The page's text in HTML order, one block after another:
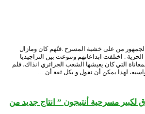
الجمهور من على خشبة المسرح .فنّهم كان ومازال
. اختلفت ابداعاتهم وتنوعت بين التراجيديا
التي كان يعيشها الشعب الجزائري انذاك، فلم
لهذا يمكن أن نقول و بكل ثقة أن …
لكبير مسرحية أنتيجون ” انتاج جديد من